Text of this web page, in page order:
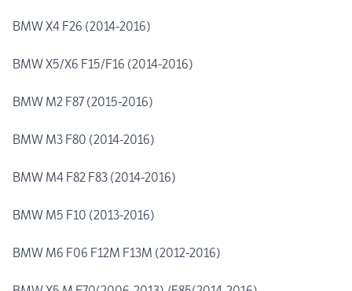
BMW X4 F26 (2014-2016)
BMW X5/X6 F15/F16 (2014-2016)
BMW M2 F87 (2015-2016)
BMW M3 F80 (2014-2016)
BMW M4 F82 F83 (2014-2016)
BMW M5 F10 (2013-2016)
BMW M6 F06 F12M F13M (2012-2016)